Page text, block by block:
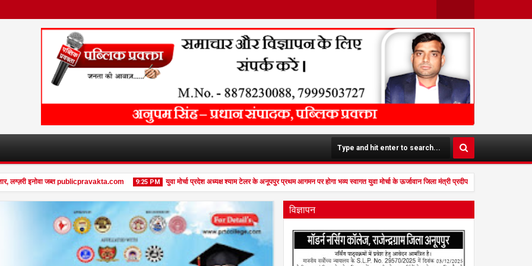
Twit
Face
Boo
K
इनोवा जब्त publicpravakta.com 9:25 PM
Feb
युवा मोर्चा प्रदेश अध्यक्ष श्याम टेलर के अनूपपुर प्रथम आगमन पर होगा भव्य स्वागत युवा मोर्चा के ऊर्जावान जिला मंत्री प्रदीप मिश्रा ने सभी युवाओं से
विज्ञापन